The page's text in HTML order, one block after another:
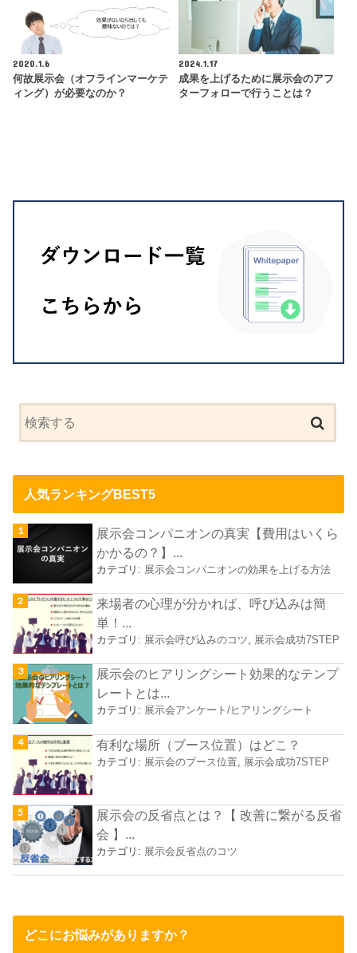
2020.1.6
何故展示会（オフラインマーケテ
ィング）が必要なのか？
2024.1.17
成果を上げるために展示会のアフ
ターフォローで行うことは？
人気ランキングBEST5
展示会コンパニオンの真実【費用はいくら
かかるの？】...
カテゴリ: 展示会コンパニオンの効果を上げる方法
来場者の心理が分かれば、呼び込みは簡
単！...
カテゴリ: 展示会呼び込みのコツ 展示会成功7STEP
展示会のヒアリングシート効果的なテンプ
レートとは...
カテゴリ: 展示会アンケート/ヒアリングシート
有利な場所（ブース位置）はどこ？
カテゴリ: 展示会のブース位置 展示会成功7STEP
展示会の反省点とは？【 改善に繋がる反省
会 】...
カテゴリ: 展示会反省点のコツ
どこにお悩みがありますか？